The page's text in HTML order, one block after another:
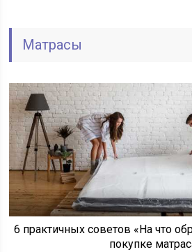
Матрасы
6 практичных советов «На что
покупке